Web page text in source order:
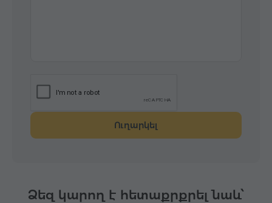
Ուղարկել
Ձեզ կարող է հետաքրքրել նաև՝